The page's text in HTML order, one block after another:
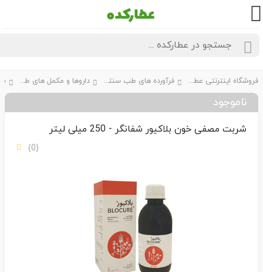
فروشگاه اینترنتی عطارکده فرآورده های طب سنتی داروها و مکمل های طبیعی
ناموجود
شربت مصفی خون بلاکیور شفانگر - 250 میلی لیتر